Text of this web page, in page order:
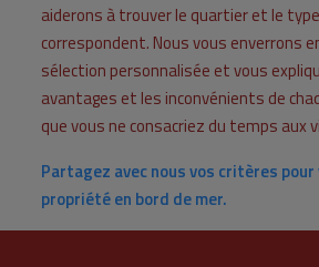
aiderons à trouver le quartier et le
correspondent. Nous vous enverrons
sélection personnalisée et vous
avantages et les inconvénients de
que vous ne consacriez du temps aux
Partagez avec nous vos critères
propriété en bord de mer.